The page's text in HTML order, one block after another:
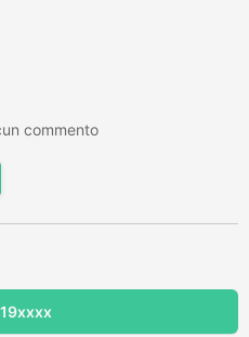
commento